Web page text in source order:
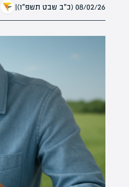
08/02/26 (כ״ב שבט תשפ״ו) |